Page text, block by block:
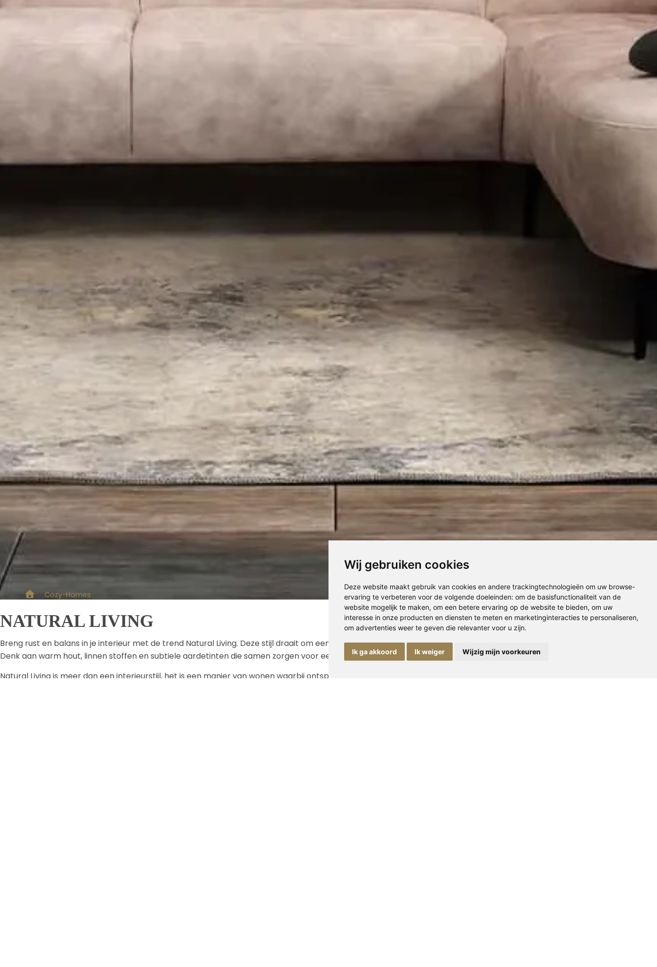
Wij gebruiken cookies
Deze website maakt gebruik van cookies en andere trackingtechnologieën om uw browse-
ervaring te verbeteren voor de volgende doeleinden: om de basisfunctionaliteit van de
website mogelijk te maken, om een betere ervaring op de website te bieden, om uw
interesse in onze producten en diensten te meten en marketinginteracties te personaliseren,
om advertenties weer te geven die relevanter voor u zijn.
Ik ga akkoord Ik weiger Wijzig mijn voorkeuren
Cozy-Homes
NATURAL LIVING
Breng rust en balans in je interieur met de trend Natural Living. Deze stijl draait om eenvoud, zachte kleuren en materialen die rechtstreeks uit de natuur lijken te komen.
Denk aan warm hout, linnen stoffen en subtiele aardetinten die samen zorgen voor een serene en tijdloze Cozy-sfeer.
Natural Living is meer dan een interieurstijl, het is een manier van wonen waarbij ontspanning en comfort centraal staan. Een plek waar je echt tot rust komt, elke dag